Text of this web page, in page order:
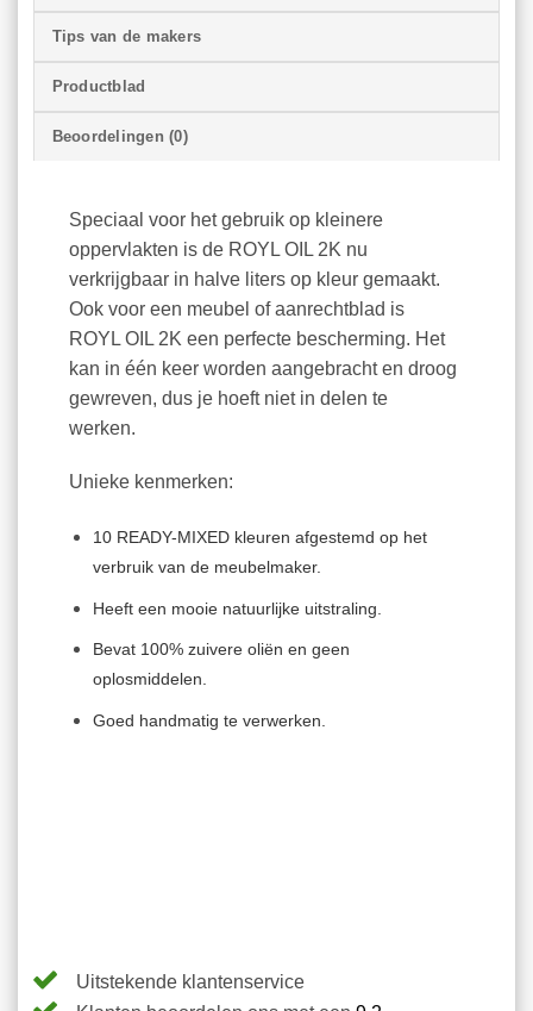
Tips van de makers
Productblad
Beoordelingen (0)
Speciaal voor het gebruik op kleinere
oppervlakten is de ROYL OIL 2K nu
verkrijgbaar in halve liters op kleur gemaakt.
Ook voor een meubel of aanrechtblad is
ROYL OIL 2K een perfecte bescherming. Het
kan in één keer worden aangebracht en droog
gewreven, dus je hoeft niet in delen te
werken.
Unieke kenmerken:
10 READY-MIXED kleuren afgestemd op het
verbruik van de meubelmaker.
Heeft een mooie natuurlijke uitstraling.
Bevat 100% zuivere oliën en geen
oplosmiddelen.
Goed handmatig te verwerken.
Uitstekende klantenservice